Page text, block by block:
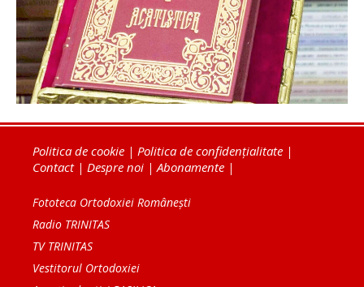
Politica de cookie | Politica de confidențialitate |
Contact| Despre noi | Abonamente |
Fototeca Ortodoxiei Românești
Radio TRINITAS
TV TRINITAS
Vestitorul Ortodoxiei